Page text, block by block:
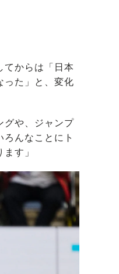
からは「日本
った」と、変化
グや、ジャンプ
んなことにト
す」